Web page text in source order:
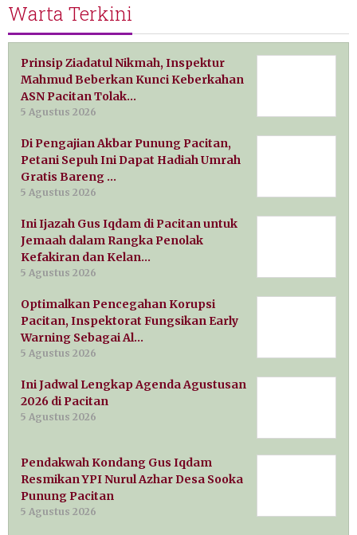
Warta Terkini
Prinsip Ziadatul Nikmah, Inspektur
Mahmud Beberkan Kunci Keberkahan
ASN Pacitan Tolak…
5 Agustus 2026
Di Pengajian Akbar Punung Pacitan,
Petani Sepuh Ini Dapat Hadiah Umrah
Gratis Bareng …
5 Agustus 2026
Ini Ijazah Gus Iqdam di Pacitan untuk
Jemaah dalam Rangka Penolak
Kefakiran dan Kelan…
5 Agustus 2026
Optimalkan Pencegahan Korupsi
Pacitan, Inspektorat Fungsikan Early
Warning Sebagai Al…
5 Agustus 2026
Ini Jadwal Lengkap Agenda Agustusan
2026 di Pacitan
5 Agustus 2026
Pendakwah Kondang Gus Iqdam
Resmikan YPI Nurul Azhar Desa Sooka
Punung Pacitan
5 Agustus 2026